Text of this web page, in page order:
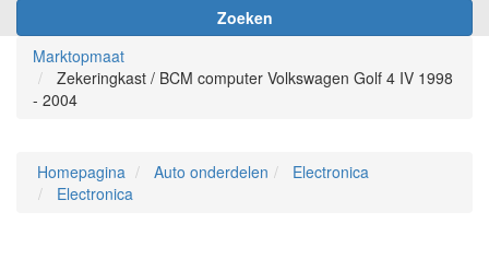
Zoeken
Marktopmaat
Zekeringkast / BCM computer Volkswagen Golf 4 IV 1998
- 2004
Homepagina Auto onderdelen
Electronica
Electronica